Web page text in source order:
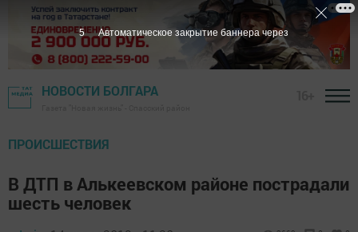
НОВОСТИ БОЛГАРА
ПРОИСШЕСТВИЯ
В ДТП в Алькеевском районе пострадали
шесть человек
4 Автоматическое закрытие баннера через